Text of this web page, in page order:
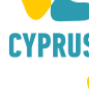
GREEN
VRYSOULLES